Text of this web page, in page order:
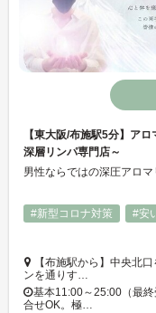
【東大阪/布施駅5分】ア
深層リンパ専門店～
#新型コロナ対策
#安
【布施駅から】中央北
ンを通りす…
基本11:00～25:00（最
合せOK。極…